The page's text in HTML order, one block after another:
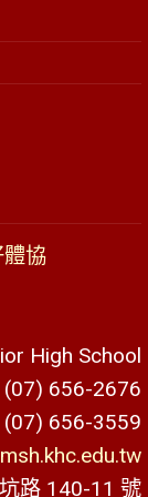
協
High School
(07) 656-2676
(07) 656-3559
路 140-11 號